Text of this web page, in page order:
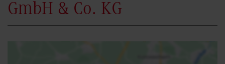
GmbH & Co. KG